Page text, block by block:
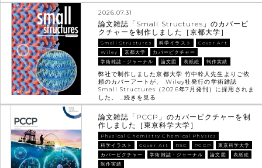
2026.07.31
論文雑誌「Small Structures」のカバーピ
クチャーを制作しました［京都大学］
Small Structures 科学イラスト
Cover Art
Wiley
京都大学
カバーピクチャー
学術雑誌・ジャーナル
論文図 表紙絵 制作実績
弊社で制作しました京都大学 竹中幹人先生よりご依
頼のカバーアートが、 Wiley社発行の学術雑誌
Small Structures（2026年7月発刊）に採用されま
した。 …続きを見る
論文雑誌「PCCP」のカバーピクチャーを制
作しました［東京科学大学］
Physical Chemistry Chemical Physics
科学イラスト
Cover Art RSC PCCP
東京科学大学
カバーピクチャー
学術雑誌・ジャーナル 論文図
表紙絵
制作実績